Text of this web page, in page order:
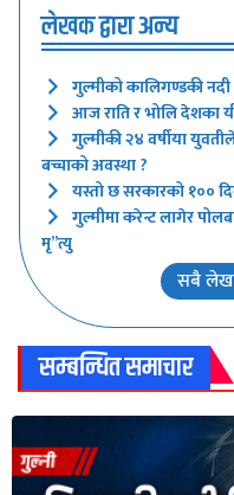
लेखक द्वारा अन्य
गुल्मीको कालिगण्डकी
आज राति र भोलि देशका
गुल्मीकी २४ वर्षीया
बच्चाको अवस्था ?
यस्तो छ सरकारको १००
गुल्मीमा करेन्ट लागेर
मृ”त्यु
सबै
सम्बन्धित समाचार